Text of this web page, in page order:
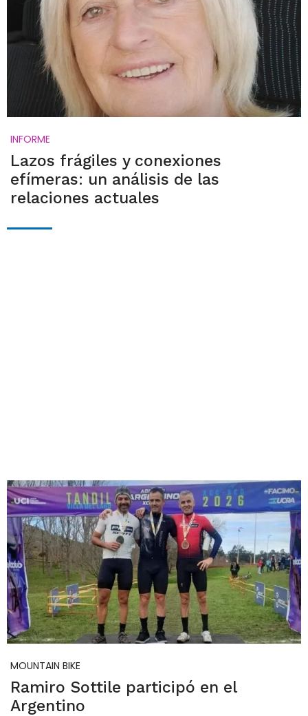
INFORME
Lazos frágiles y conexiones
efímeras: un análisis de las
relaciones actuales
MOUNTAIN BIKE
Ramiro Sottile participó en el
Argentino